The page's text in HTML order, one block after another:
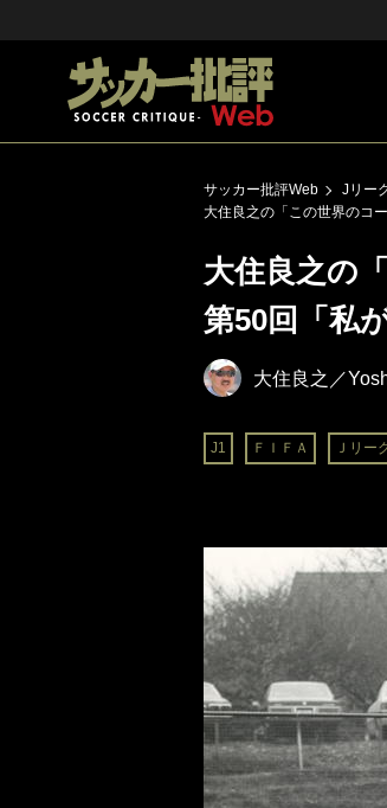
サッカー批評Web
Jリー
大住良之の「この世界のコ
大住良之の
第50回「私
大住良之／
J1 ＦＩＦＡ Ｊリー